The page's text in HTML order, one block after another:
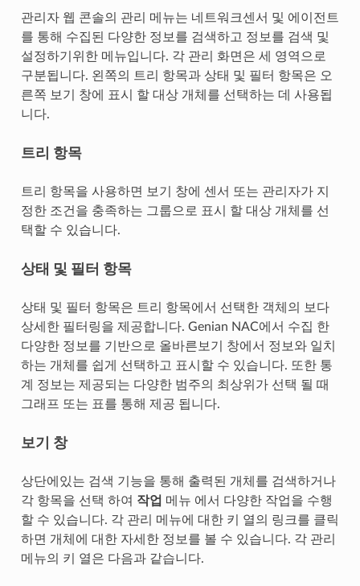
관리자 웹 콘솔의 관리 메뉴는 네트워크센서 및 에이전트
를 통해 수집된 다양한 정보를 검색하고 정보를 검색 및
설정하기위한 메뉴입니다. 각 관리 화면은 세 영역으로
구분됩니다. 왼쪽의 트리 항목과 상태 및 필터 항목은 오
른쪽 보기 창에 표시 할 대상 개체를 선택하는 데 사용됩
니다.
트리 항목
트리 항목을 사용하면 보기 창에 센서 또는 관리자가 지
정한 조건을 충족하는 그룹으로 표시 할 대상 개체를 선
택할 수 있습니다.
상태 및 필터 항목
상태 및 필터 항목은 트리 항목에서 선택한 객체의 보다
상세한 필터링을 제공합니다. Genian NAC에서 수집 한
다양한 정보를 기반으로 올바른보기 창에서 정보와 일치
하는 개체를 쉽게 선택하고 표시할 수 있습니다. 또한 통
계 정보는 제공되는 다양한 범주의 최상위가 선택 될 때
그래프 또는 표를 통해 제공 됩니다.
보기 창
상단에있는 검색 기능을 통해 출력된 개체를 검색하거나
각 항목을 선택 하여 작업 메뉴 에서 다양한 작업을 수행
할 수 있습니다. 각 관리 메뉴에 대한 키 열의 링크를 클릭
하면 개체에 대한 자세한 정보를 볼 수 있습니다. 각 관리
메뉴의 키 열은 다음과 같습니다.